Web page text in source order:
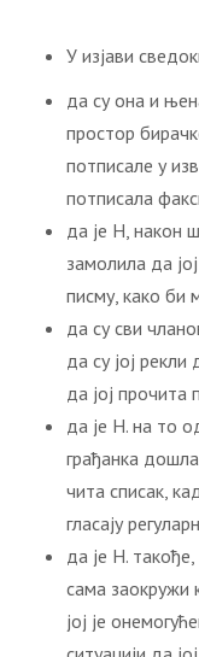
У изјави
да су она и
простор
потписале у
потписала
да је Н, након
замолила да
писму, како би
да су сви
да су јој
да јој прочита
да је Н. на то
грађанка
чита списак,
гласају
да је Н.
сама заокружи
јој је